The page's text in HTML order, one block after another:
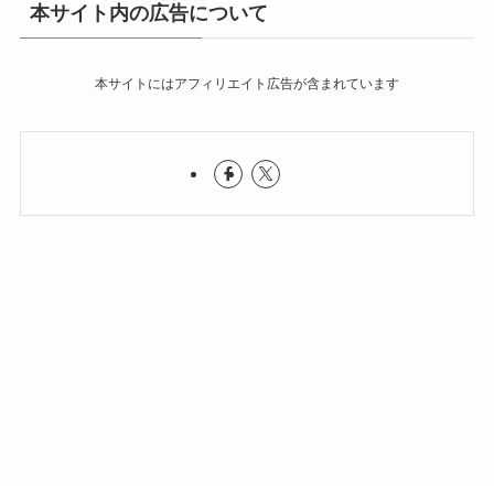
本サイト内の広告について
本サイトにはアフィリエイト広告が含まれています